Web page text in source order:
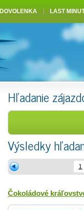
Hľadanie
Výsledky
1
Čokoládové
DOVOLENKA LAST